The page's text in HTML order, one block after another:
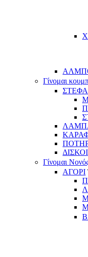
Γίνομαι
ΔΙΣΚΟΙ
Γίνομαι
ΑΓΟΡΙ